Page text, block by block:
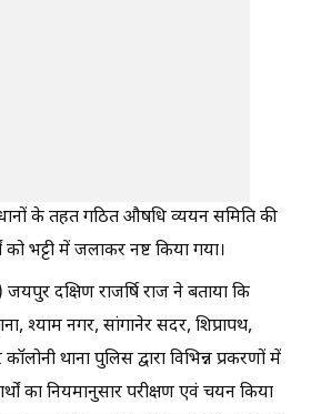
के तहत गठित औषधि व्ययन समिति की
भट्टी में जलाकर नष्ट किया गया।
दक्षिण राजर्षि राज ने बताया कि
श्याम नगर, सांगानेर सदर, शिप्रापथ,
थाना पुलिस द्वारा विभिन्न प्रकरणों में
का नियमानुसार परीक्षण एवं चयन किया